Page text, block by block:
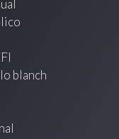
blanch